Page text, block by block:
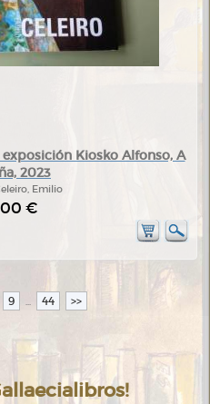
exposición Kiosko Alfonso, A
2023
Emilio
€
9 ... 44 >>